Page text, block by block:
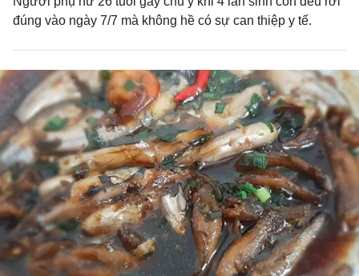
đúng vào ngày 7/7 mà không hề có sự can thiệp y tế.